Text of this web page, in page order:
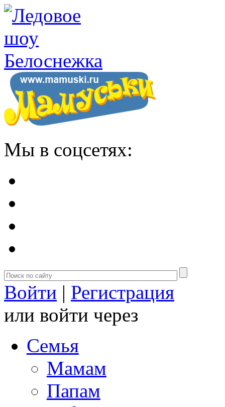
Мы в соцсетях:
Войти | Регистрация
или войти через
Семья
Мамам
Папам